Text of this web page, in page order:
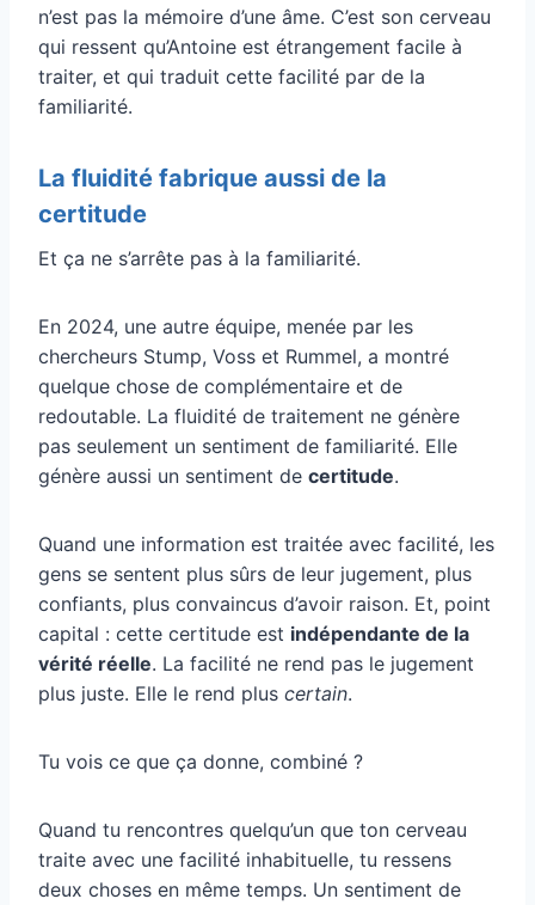
n’est pas la mémoire d’une âme. C’est son cerveau
qui ressent qu’Antoine est étrangement facile à
traiter, et qui traduit cette facilité par de la
familiarité.
La fluidité fabrique aussi de la
certitude
Et ça ne s’arrête pas à la familiarité.
En 2024, une autre équipe, menée par les
chercheurs Stump, Voss et Rummel, a montré
quelque chose de complémentaire et de
redoutable. La fluidité de traitement ne génère
pas seulement un sentiment de familiarité. Elle
génère aussi un sentiment de certitude.
Quand une information est traitée avec facilité, les
gens se sentent plus sûrs de leur jugement, plus
confiants, plus convaincus d’avoir raison. Et, point
capital : cette certitude est indépendante de la
vérité réelle. La facilité ne rend pas le jugement
plus juste. Elle le rend plus certain.
Tu vois ce que ça donne, combiné ?
Quand tu rencontres quelqu’un que ton cerveau
traite avec une facilité inhabituelle, tu ressens
deux choses en même temps. Un sentiment de